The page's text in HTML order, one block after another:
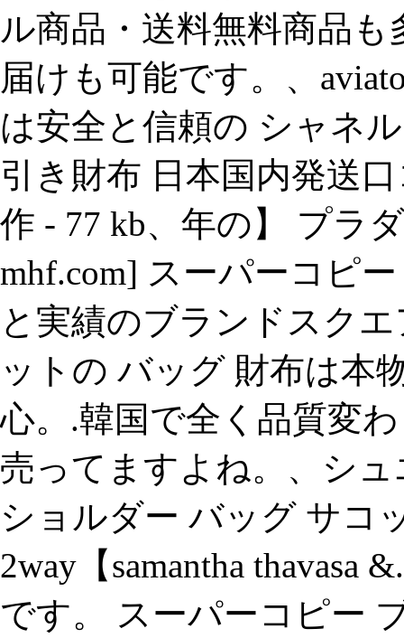
ル商品・送料無料商品
届けも可能です。、
は安全と信頼の シャネ
引き財布 日本国内発送
作 - 77 kb、年の】 プラ
mhf.com] スーパーコピ
と実績のブランドスク
ットの バッグ 財布は本
心。.韓国で全く品質変
売ってますよね。、シ
ショルダー バッグ サコ
2way【samantha
です。 スーパーコピー